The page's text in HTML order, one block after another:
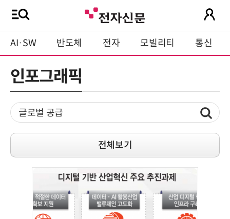
AI·SW 반도체 전자 모빌리티 통신
인포그래픽
전체보기